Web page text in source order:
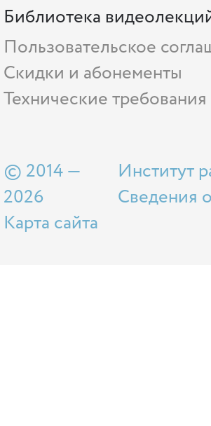
Библиотека
Пользовательское
Скидки и абонементы
Технические требования
© 2014 —
2026
Карта сайта
Институт
Сведения